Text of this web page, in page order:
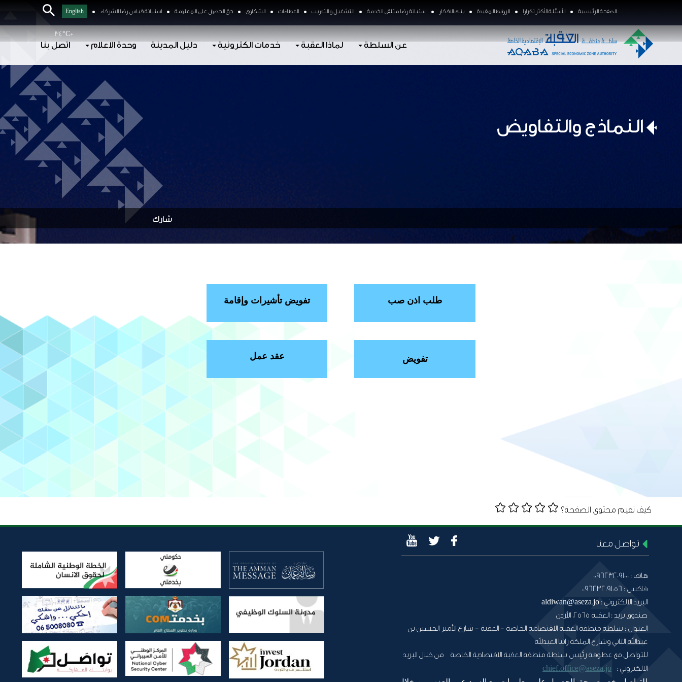
الصفحة الرئيسية الأسئلة الأكثر تكرارا الروابط المفيدة بنك الافكار استبانة رضا متلقي الخدمة التشغيل و التدريب العطاءات الشكاوي حق الحصول على المعلومة استبانة قياس رضا الشركاء English
+
34°C
عن السلطة لماذا العقبة خدمات الكترونية دليل المدينة وحدة الاعلام اتصل بنا
النماذج والتفاويض
شارك
طلب اذن صب تفويض تأشيرات وإقامة
تفويض عقد عمل
كيف تقيم محتوى الصفحة؟
تواصل معنا
هاتف : 0096232091000
فاكس : 0096232091056
البريد الالكتروني : aldiwan@aseza.jo
صندوق بريد : العقبة 2565، الأردن
العنوان : سلطة منطقة العقبة الاقتصادية الخاصة - العقبة - شارع الأمير الحسين بن
عبدالله الثاني وشارع الملكة رانيا العبدلله
للتواصل مع عطوفة رئيس سلطة منطقة العقبة الاقتصادية الخاصة من خلال البريد
الالكتروني : chief.office@aseza.jo